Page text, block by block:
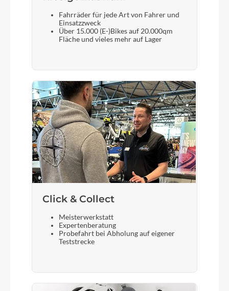
Kette
Rücklicht
Fuxon R-20EB
Vorderrad Nabe
KTM Line - Shimano TC500 CL 32H 100-15TA
Gewicht
18,9 kg
Scheinwerfer
Akku
Fahrräder für jede Art von Fahrer und
Einsatzzweck
Über 15.000 (E-)Bikes auf 20.000qm
Fläche und vieles mehr auf Lager
Click & Collect
Meisterwerkstatt
Expertenberatung
Probefahrt bei Abholung auf eigener
Teststrecke